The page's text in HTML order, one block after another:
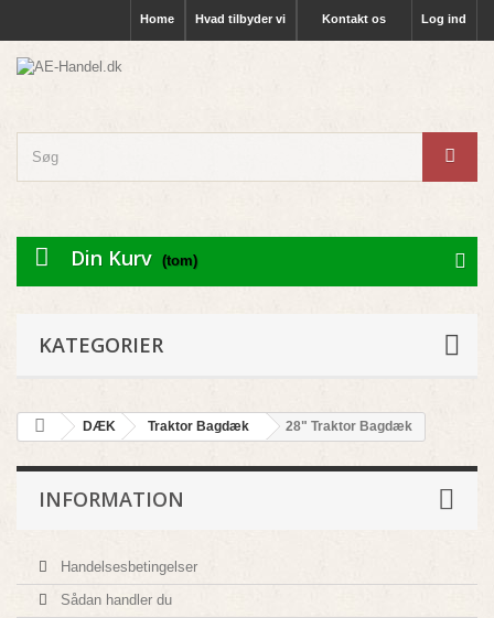
Log ind
Kontakt os
Hvad tilbyder vi
Home
Din Kurv (tom)
KATEGORIER
DÆK Traktor Bagdæk 28" Traktor Bagdæk
INFORMATION
Handelsesbetingelser
Sådan handler du